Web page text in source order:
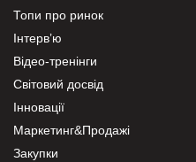
Топи про ринок
Інтерв’ю
Відео-тренінги
Світовий досвід
Інновації
Маркетинг&Продажі
Закупки